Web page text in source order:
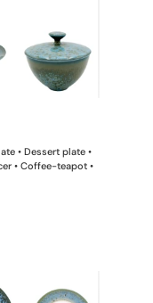
• Dessert plate •
• Coffee-teapot •